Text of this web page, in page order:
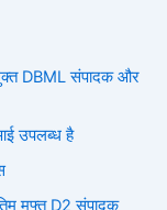
DBML संपादक और
उपलब्ध है
मुफ्त D2 संपादक